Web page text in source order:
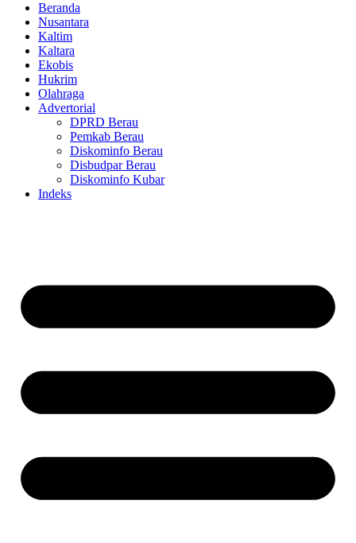
Beranda
Nusantara
Kaltim
Kaltara
Ekobis
Hukrim
Olahraga
Advertorial
DPRD Berau
Pemkab Berau
Diskominfo Berau
Disbudpar Berau
Diskominfo Kubar
Indeks